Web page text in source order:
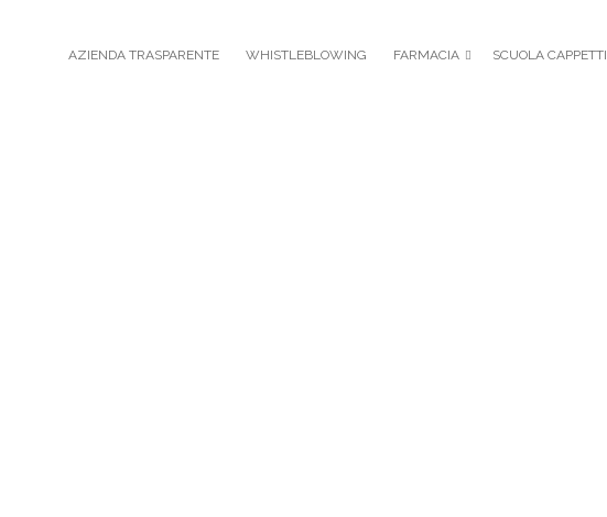
AZIENDA TRASPARENTE WHISTLEBLOWING FARMACIA SCUOLA CAPPETTI